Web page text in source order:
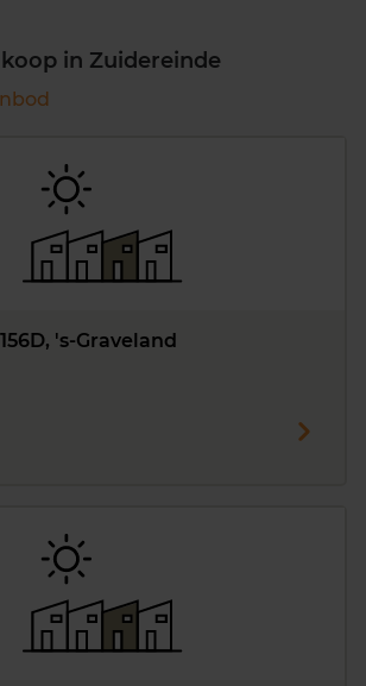
in Zuidereinde
's-Graveland